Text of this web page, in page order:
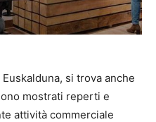
si trova anche
mostrati reperti e
attività commerciale